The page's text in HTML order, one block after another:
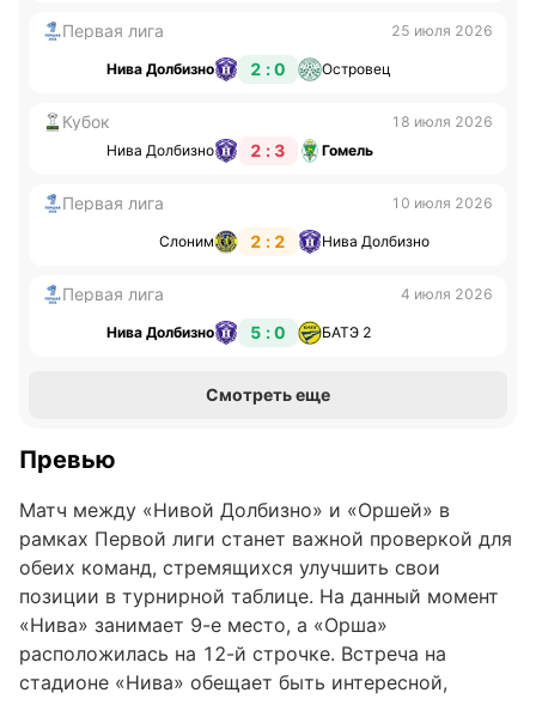
Первая лига 25 июля 2026
Нива Долбизно 2 : 0 Островец
Кубок
18 июля 2026
Нива Долбизно
2 : 3 Гомель
Первая лига 10 июля 2026
Слоним 2 : 2 Нива Долбизно
Первая лига 4 июля 2026
Нива Долбизно 5 : 0 БАТЭ 2
Смотреть еще
Превью
Матч между «Нивой Долбизно» и «Оршей» в
рамках Первой лиги станет важной проверкой для
обеих команд, стремящихся улучшить свои
позиции в турнирной таблице. На данный момент
«Нива» занимает 9-е место, а «Орша»
расположилась на 12-й строчке. Встреча на
стадионе «Нива» обещает быть интересной,